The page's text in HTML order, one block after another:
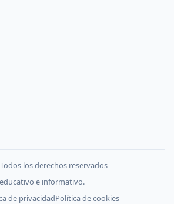
los derechos reservados
e informativo.
de privacidadPolítica de cookies